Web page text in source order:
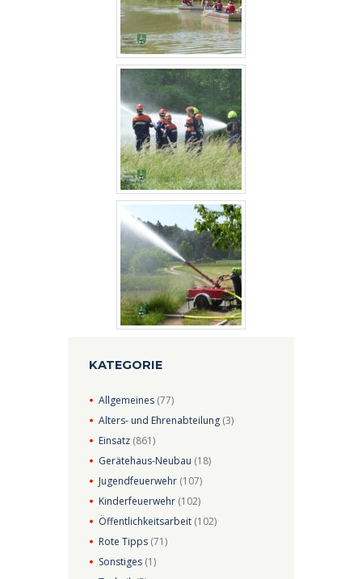
KATEGORIE
Allgemeines (77)
Alters- und Ehrenabteilung (3)
Einsatz (861)
Gerätehaus-Neubau (18)
Jugendfeuerwehr (107)
Kinderfeuerwehr (102)
Öffentlichkeitsarbeit (102)
Rote Tipps (71)
Sonstiges (1)